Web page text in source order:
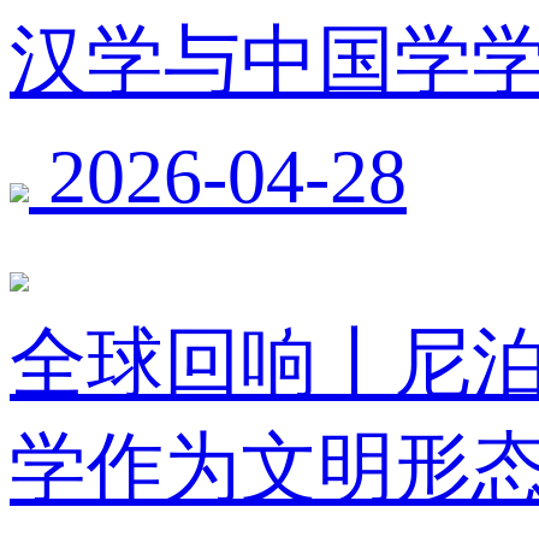
汉学与中国学
2026-04-28
全球回响丨尼
学作为文明形